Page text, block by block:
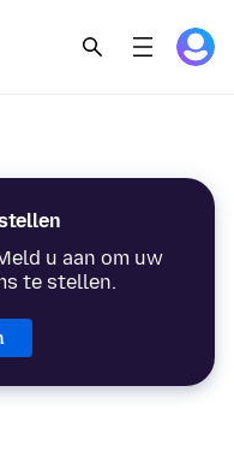
u aan om uw
te stellen.